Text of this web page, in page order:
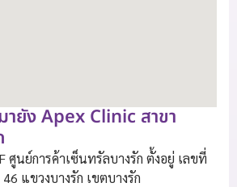
ายัง Apex Clinic สาขา
ศูนย์การค้าเซ็นทรัลบางรัก ตั้งอยู่ เลขที่
แขวงบางรัก เขตบางรัก